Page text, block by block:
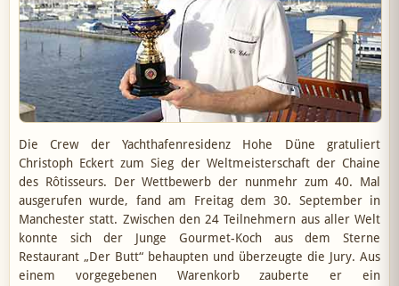
Die Crew der Yachthafenresidenz Hohe Düne gratuliert
Christoph Eckert zum Sieg der Weltmeisterschaft der Chaine
des Rôtisseurs. Der Wettbewerb der nunmehr zum 40. Mal
ausgerufen wurde, fand am Freitag dem 30. September in
Manchester statt. Zwischen den 24 Teilnehmern aus aller Welt
konnte sich der Junge Gourmet-Koch aus dem Sterne
Restaurant „Der Butt“ behaupten und überzeugte die Jury. Aus
einem vorgegebenen Warenkorb zauberte er ein